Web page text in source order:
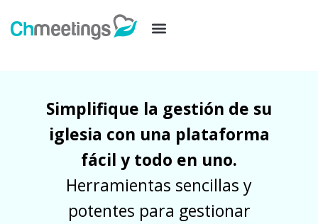
Simplifique la gestión de su
iglesia con una plataforma
fácil y todo en uno.
Herramientas sencillas y
potentes para gestionar